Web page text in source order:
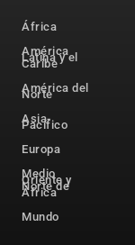
África
América
Latina y el
Caribe
América del
Norte
Asia-
Pacífico
Europa
Medio
Oriente y
Norte de
África
Mundo